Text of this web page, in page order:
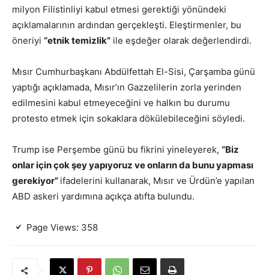
milyon Filistinliyi kabul etmesi gerektiği yönündeki
açıklamalarının ardından gerçekleşti. Eleştirmenler, bu
öneriyi “etnik temizlik” ile eşdeğer olarak değerlendirdi.
Mısır Cumhurbaşkanı Abdülfettah El-Sisi, Çarşamba günü
yaptığı açıklamada, Mısır’ın Gazzelilerin zorla yerinden
edilmesini kabul etmeyeceğini ve halkın bu durumu
protesto etmek için sokaklara dökülebileceğini söyledi.
Trump ise Perşembe günü bu fikrini yineleyerek, “Biz
onlar için çok şey yapıyoruz ve onların da bunu yapması
gerekiyor” ifadelerini kullanarak, Mısır ve Ürdün’e yapılan
ABD askeri yardımına açıkça atıfta bulundu.
Page Views: 358